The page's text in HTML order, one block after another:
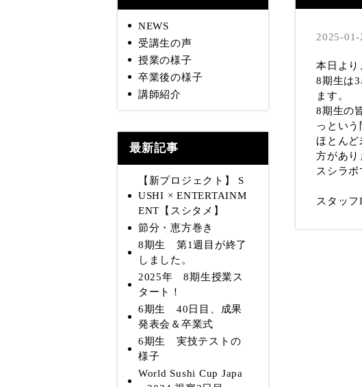
NEWS
受講生の声
授業の様子
卒業後の様子
講師紹介
最新記事
【新プロジェクト】 S
USHI × ENTERTAINM
ENT【スシタメ】
節分・恵方巻き
8期生 第1週目が終了
しました。
2025年 8期生授業ス
タート！
6期生 40日目、成果
発表会＆卒業式
6期生 実技テストの
様子
World Sushi Cup Japa
2025-
本日より
8期生は
ます。
8期生の
っという
ほとんど
方があり
スシラ
スタッフI